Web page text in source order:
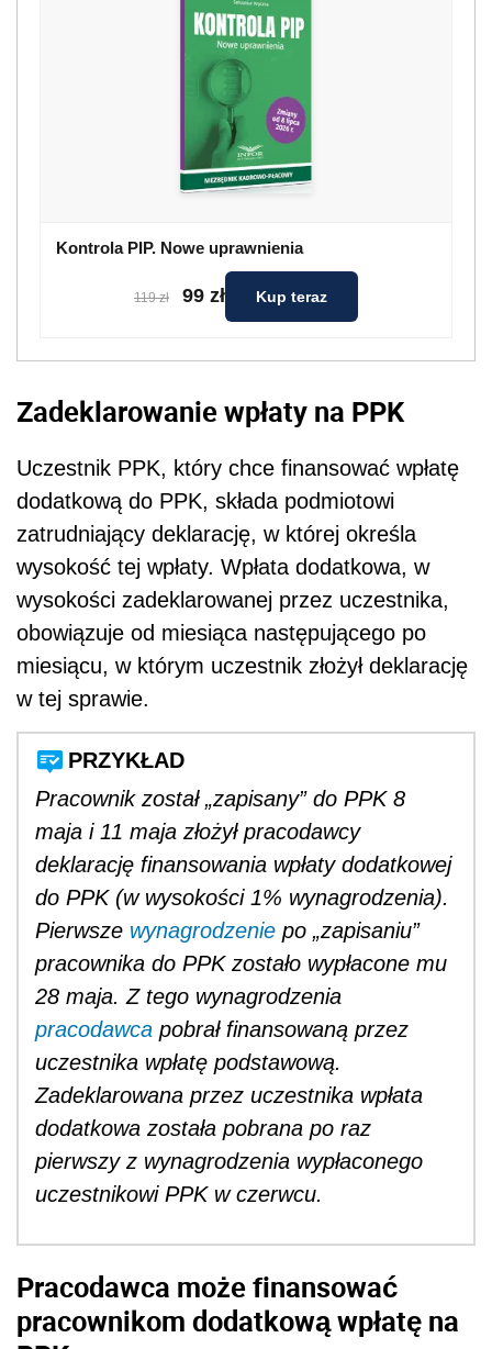
Kontrola PIP. Nowe uprawnienia
119 zł 99 zł Kup teraz
Zadeklarowanie wpłaty na PPK
Uczestnik PPK, który chce finansować wpłatę
dodatkową do PPK, składa podmiotowi
zatrudniający deklarację, w której określa
wysokość tej wpłaty. Wpłata dodatkowa, w
wysokości zadeklarowanej przez uczestnika,
obowiązuje od miesiąca następującego po
miesiącu, w którym uczestnik złożył deklarację
w tej sprawie.
PRZYKŁAD
Pracownik został „zapisany” do PPK 8
maja i 11 maja złożył pracodawcy
deklarację finansowania wpłaty dodatkowej
do PPK (w wysokości 1% wynagrodzenia).
Pierwsze wynagrodzenie po „zapisaniu”
pracownika do PPK zostało wypłacone mu
28 maja. Z tego wynagrodzenia
pracodawca pobrał finansowaną przez
uczestnika wpłatę podstawową.
Zadeklarowana przez uczestnika wpłata
dodatkowa została pobrana po raz
pierwszy z wynagrodzenia wypłaconego
uczestnikowi PPK w czerwcu.
Pracodawca może finansować
pracownikom dodatkową wpłatę na